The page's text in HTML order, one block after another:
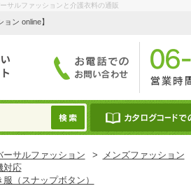
サルファッションと介護衣料の通販
ン online】
ーサルファッション > メンズファッション
対応
服（スナップボタン）